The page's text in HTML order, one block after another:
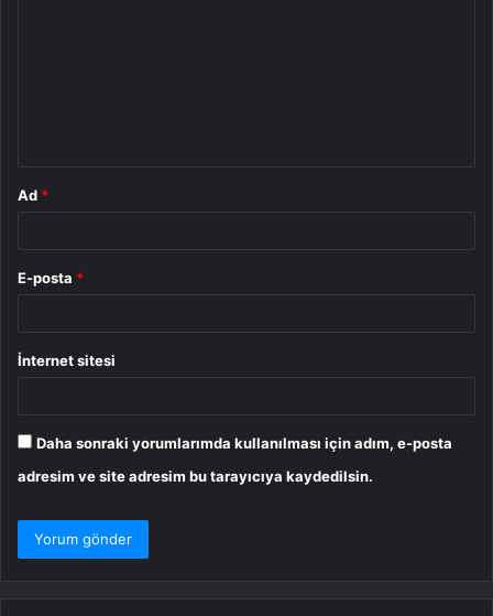
Ad *
E-posta *
İnternet sitesi
Daha sonraki yorumlarımda kullanılması için adım, e-posta
adresim ve site adresim bu tarayıcıya kaydedilsin.